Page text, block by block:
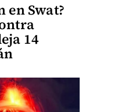
en Swat?
14